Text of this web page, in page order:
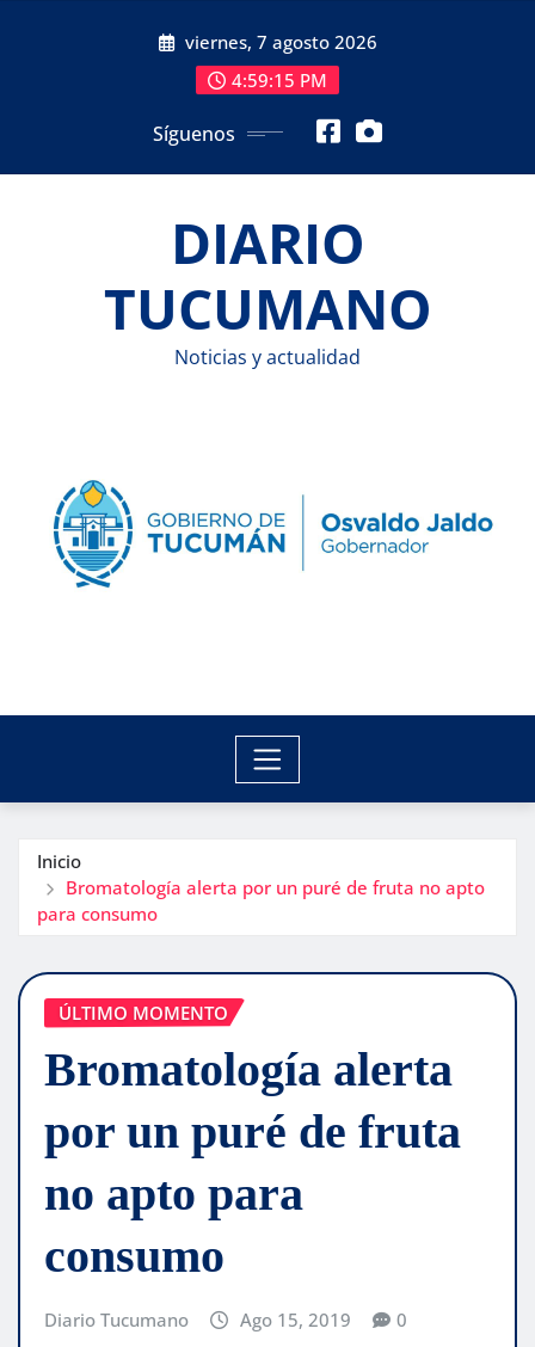
viernes, 7 agosto 2026
4:59:15 PM
Síguenos
DIARIO
TUCUMANO
Noticias y actualidad
Inicio
Bromatología alerta por un puré de fruta no apto
para consumo
ÚLTIMO MOMENTO
Bromatología alerta
por un puré de fruta
no apto para
consumo
Diario Tucumano Ago 15, 2019 0